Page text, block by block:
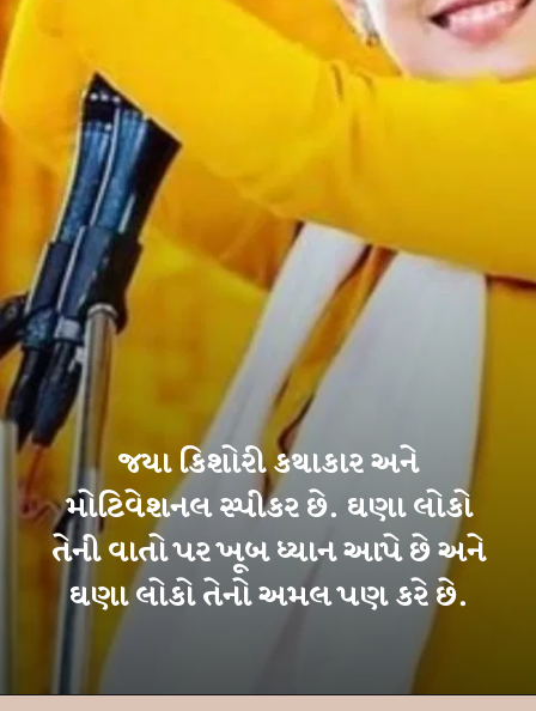
જયા કિશોરી કથાકાર અને
મોટિવેશનલ સ્પીકર છે. ઘણા લોકો
તેની વાતો પર ખૂબ ધ્યાન આપે છે અને
ઘણા લોકો તેનો અમલ પણ કરે છે.